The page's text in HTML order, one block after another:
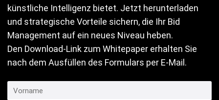
künstliche Intelligenz bietet. Jetzt herunterladen
und strategische Vorteile sichern, die Ihr Bid
Management auf ein neues Niveau heben.
Den Download-Link zum Whitepaper erhalten Sie
nach dem Ausfüllen des Formulars per E-Mail.
Vorname